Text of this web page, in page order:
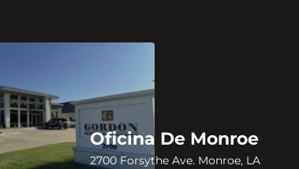
Oficina De Monroe
2700 Forsythe Ave. Monroe, LA